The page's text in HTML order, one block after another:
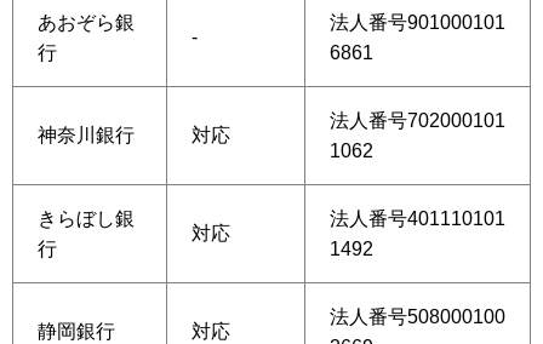
あおぞら銀
行
-
法人番号901000101
6861
神奈川銀行 対応
法人番号702000101
1062
きらぼし銀
行
対応
法人番号401110101
1492
静岡銀行 対応
法人番号508000100